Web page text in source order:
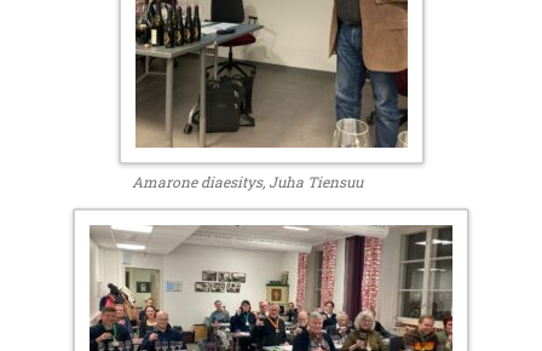
Amarone diaesitys, Juha Tiensuu